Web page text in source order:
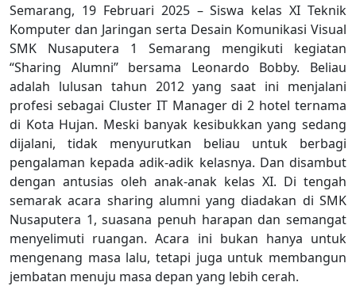
Semarang, 19 Februari 2025 – Siswa kelas XI Teknik
Komputer dan Jaringan serta Desain Komunikasi Visual
SMK Nusaputera 1 Semarang mengikuti kegiatan
“Sharing Alumni” bersama Leonardo Bobby. Beliau
adalah lulusan tahun 2012 yang saat ini menjalani
profesi sebagai Cluster IT Manager di 2 hotel ternama
di Kota Hujan. Meski banyak kesibukkan yang sedang
dijalani, tidak menyurutkan beliau untuk berbagi
pengalaman kepada adik-adik kelasnya. Dan disambut
dengan antusias oleh anak-anak kelas XI. Di tengah
semarak acara sharing alumni yang diadakan di SMK
Nusaputera 1, suasana penuh harapan dan semangat
menyelimuti ruangan. Acara ini bukan hanya untuk
mengenang masa lalu, tetapi juga untuk membangun
jembatan menuju masa depan yang lebih cerah.